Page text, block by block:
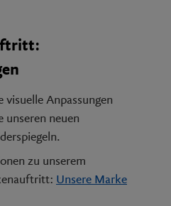
Anpassungen
unseren neuen
zu unserem
Unsere Marke